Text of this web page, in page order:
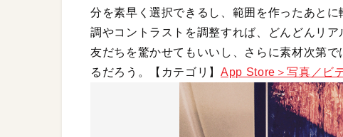
分を素早く選択できるし、範囲を作ったあと
調やコントラストを調整すれば、どんどんリ
友だちを驚かせてもいいし、さらに素材次第
るだろう。【カテゴリ】App Store＞写真／ビ